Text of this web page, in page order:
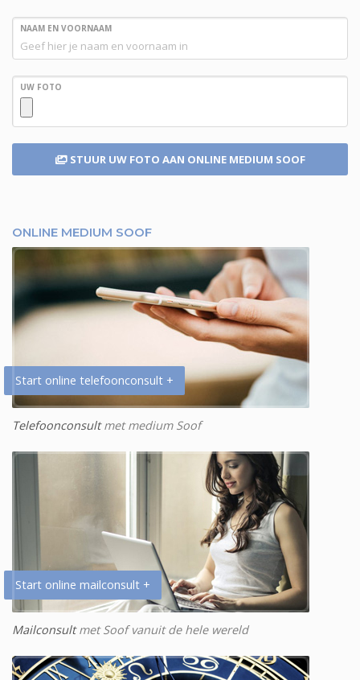
NAAM EN VOORNAAM
UW FOTO
STUUR UW FOTO AAN ONLINE MEDIUM SOOF
ONLINE MEDIUM SOOF
Start online telefoonconsult +
Telefoonconsultmet medium Soof
Start online mailconsult +
Mailconsultmet Soof vanuit de hele wereld